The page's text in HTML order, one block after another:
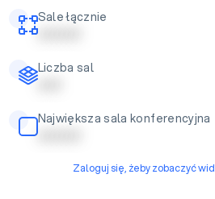
Sale łącznie
| | | | | | | | |
Liczba sal
| | | | |
Największa sala konferencyjna
| | | | | | | | |
Zaloguj się, żeby zobaczyć